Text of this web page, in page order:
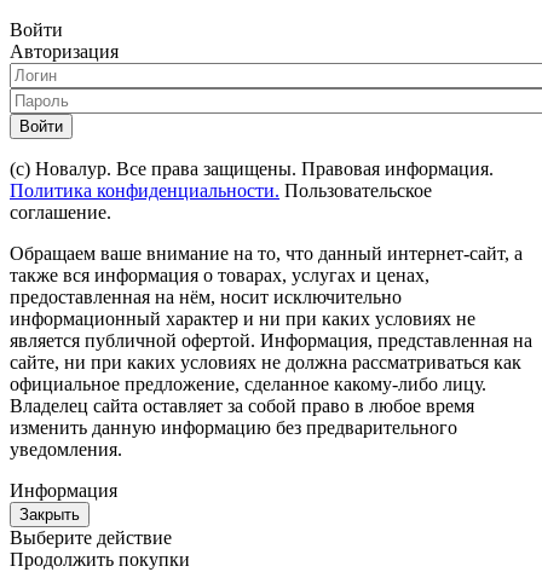
Войти
Авторизация
Войти
(с) Новалур. Все права защищены. Правовая информация.
Политика конфиденциальности. Пользовательское
соглашение.
Обращаем ваше внимание на то, что данный интернет-сайт, а
также вся информация о товарах, услугах и ценах,
предоставленная на нём, носит исключительно
информационный характер и ни при каких условиях не
является публичной офертой. Информация, представленная на
сайте, ни при каких условиях не должна рассматриваться как
официальное предложение, сделанное какому-либо лицу.
Владелец сайта оставляет за собой право в любое время
изменить данную информацию без предварительного
уведомления.
Информация
Закрыть
Выберите действие
Продолжить покупки